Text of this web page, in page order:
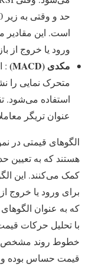
است. این مقادیر
ورود یا خروج از
مکدی (MACD)
:
متحرک نمایی را
عنوان تریگر
الگوهای قیمتی در
هستند که به تعیین
کمک می‌کنند. این
برای ورود یا خروج
که به عنوان
با تحلیل حرکات
خطوط روند مشخص
قیمت حساس بوده و